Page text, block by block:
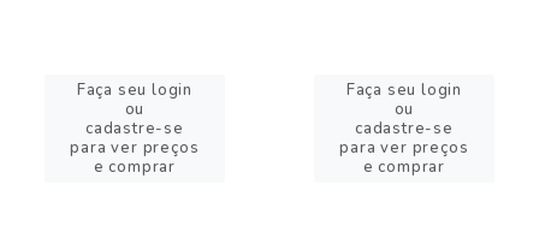
Faça seu login
ou
cadastre-se
para ver preços
e comprar
Faça seu login
ou
cadastre-se
para ver preços
e comprar